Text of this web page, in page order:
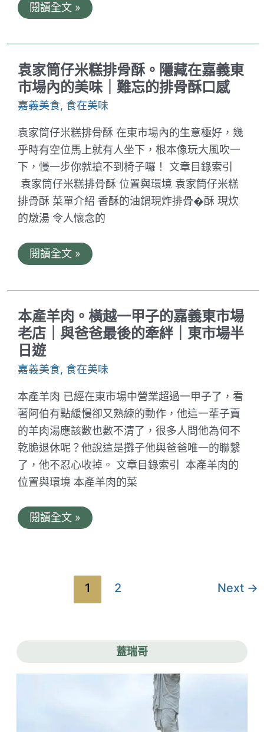
東
市
魚。
嘉
義
東
市
場
的
絕
妙
春
捲
｜
Q
彈
的
燙
魷
魚
閱讀全文 »
袁家筒仔米糕排骨酥。隱藏在嘉義東
市場內的美味｜難忘的排骨酥口感
嘉義美食, 食在美味
袁家筒仔米糕排骨酥 在東市場內的生意極好，幾
乎時有空位馬上就有人坐下，根本像玩大風吹一
下，慢一步你就搶不到椅子囉！ 文章目錄索引
袁家筒仔米糕排骨酥 位置與環境 袁家筒仔米糕
排骨酥 菜單介紹 香酥的油鍋現炸排骨�酥 現炊
的燉湯 令人懷念的
袁
家
糕
排
骨
酥。
隱
藏
在
義
東
市
場
內
的
美
味
｜
難
的
排
骨
閱讀全文 »
本產羊肉。橫越一甲子的嘉義東市場
老店｜與爸爸最後的牽絆｜東市場半
日遊
嘉義美食, 食在美味
本產羊肉 已經在東市場中營業超過一甲子了，看
著阿伯有點緩慢卻又熟練的動作，他這一輩子賣
的羊肉湯應該數也數不清了，很多人問他為何不
乾脆退休呢？他說這是攤子他與爸爸唯一的聯繫
了，他不忍心收掉。 文章目錄索引 本產羊肉的
位置與環境 本產羊肉的菜
本
產
東
場
老
閱讀全文 »
1 2 Next →
蓋瑞哥